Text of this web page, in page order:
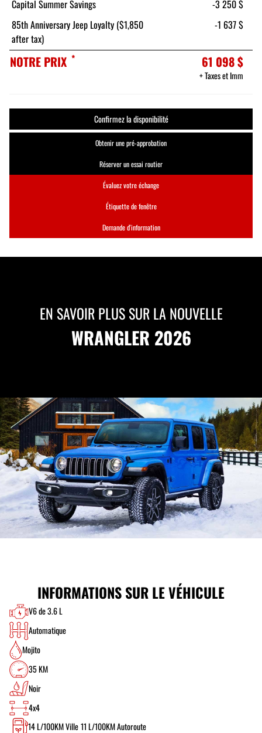
Obtenir une pré-approbation
Réserver un essai routier
Évaluez votre échange
Étiquette de fenêtre
Demande d'information
Capital Summer Savings
-3 250 $
85th Anniversary Jeep Loyalty ($1,850
after tax)
-1 637 $
NOTRE PRIX * 61 098 $
+ Taxes et Imm
Confirmez la disponibilité
EN SAVOIR PLUS SUR LA NOUVELLE
WRANGLER 2026
INFORMATIONS SUR LE VÉHICULE
V6 de 3.6 L
Automatique
Mojito
35 KM
Noir
4x4
14L/100KM Ville11L/100KM Autoroute